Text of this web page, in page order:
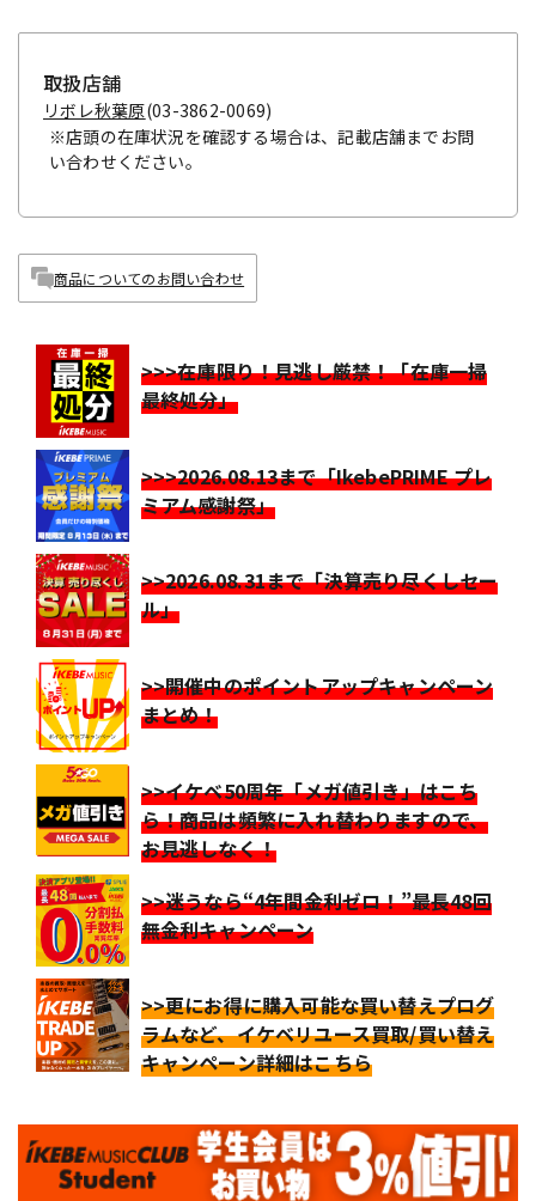
取扱店舗
リボレ秋葉原(03-3862-0069)
※店頭の在庫状況を確認する場合は、記載店舗までお問
い合わせください。
商品についてのお問い合わせ
>>>在庫限り！見逃し厳禁！「在庫一掃
最終処分」
>>>2026.08.13まで「IkebePRIME プレ
ミアム感謝祭」
>>2026.08.31まで「決算売り尽くしセー
ル」
>>開催中のポイントアップキャンペーン
まとめ！
>>イケベ50周年「メガ値引き」はこち
ら！商品は頻繁に入れ替わりますので、
お見逃しなく！
>>迷うなら“4年間金利ゼロ！”最長48回
無金利キャンペーン
>>更にお得に購入可能な買い替えプログ
ラムなど、イケベリユース買取/買い替え
キャンペーン詳細はこちら